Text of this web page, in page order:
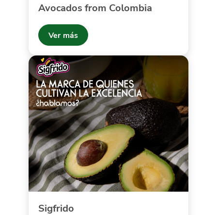
Avocados from Colombia
Ver más
Sigfrido